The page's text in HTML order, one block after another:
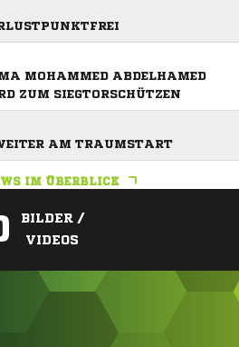
MOHAMMED ABDELHAMED
ZUM SIEGTORSCHÜTZEN
AM TRAUMSTART
IM ÜBERBLICK
BILDER /
VIDEOS